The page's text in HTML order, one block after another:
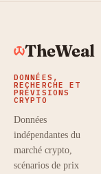
TheWeal
DONNÉES,
RECHERCHE ET
PRÉVISIONS
CRYPTO
Données
indépendantes du
marché crypto,
scénarios de prix